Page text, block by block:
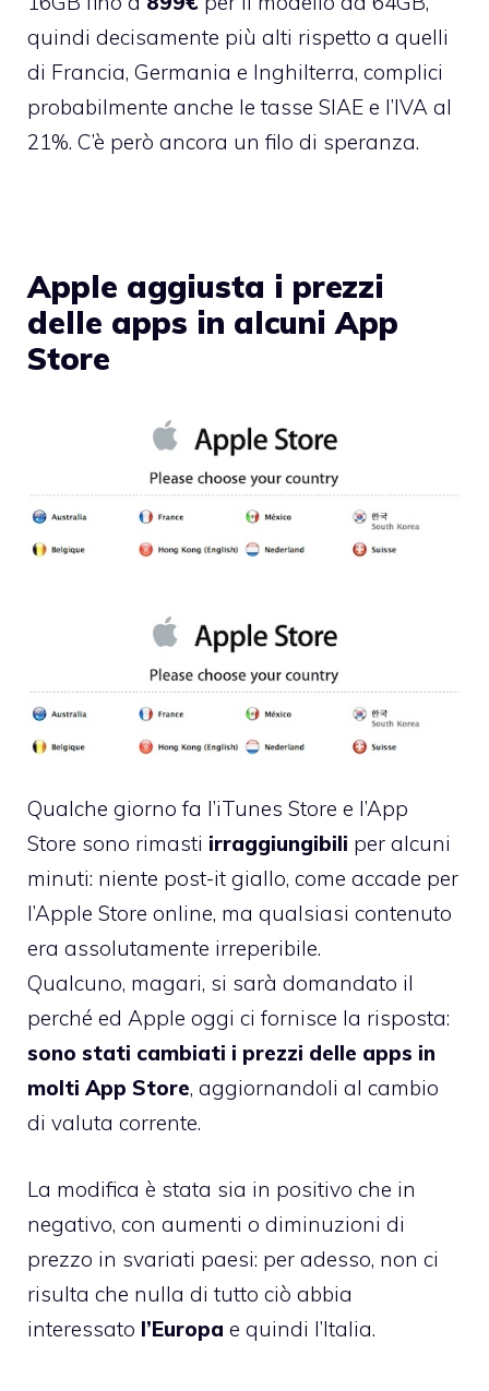
quindi decisamente più alti rispetto a quelli
di Francia, Germania e Inghilterra, complici
probabilmente anche le tasse SIAE e l’IVA al
21%. C’è però ancora un filo di speranza.
Apple aggiusta i prezzi
delle apps in alcuni App
Store
Qualche giorno fa l’iTunes Store e l’App
Store sono rimasti irraggiungibili per alcuni
minuti: niente post-it giallo, come accade per
l’Apple Store online, ma qualsiasi contenuto
era assolutamente irreperibile.
Qualcuno, magari, si sarà domandato il
perché ed Apple oggi ci fornisce la risposta:
sono stati cambiati i prezzi delle apps in
molti App Store, aggiornandoli al cambio
di valuta corrente.
La modifica è stata sia in positivo che in
negativo, con aumenti o diminuzioni di
prezzo in svariati paesi: per adesso, non ci
risulta che nulla di tutto ciò abbia
interessato l’Europa e quindi l’Italia.